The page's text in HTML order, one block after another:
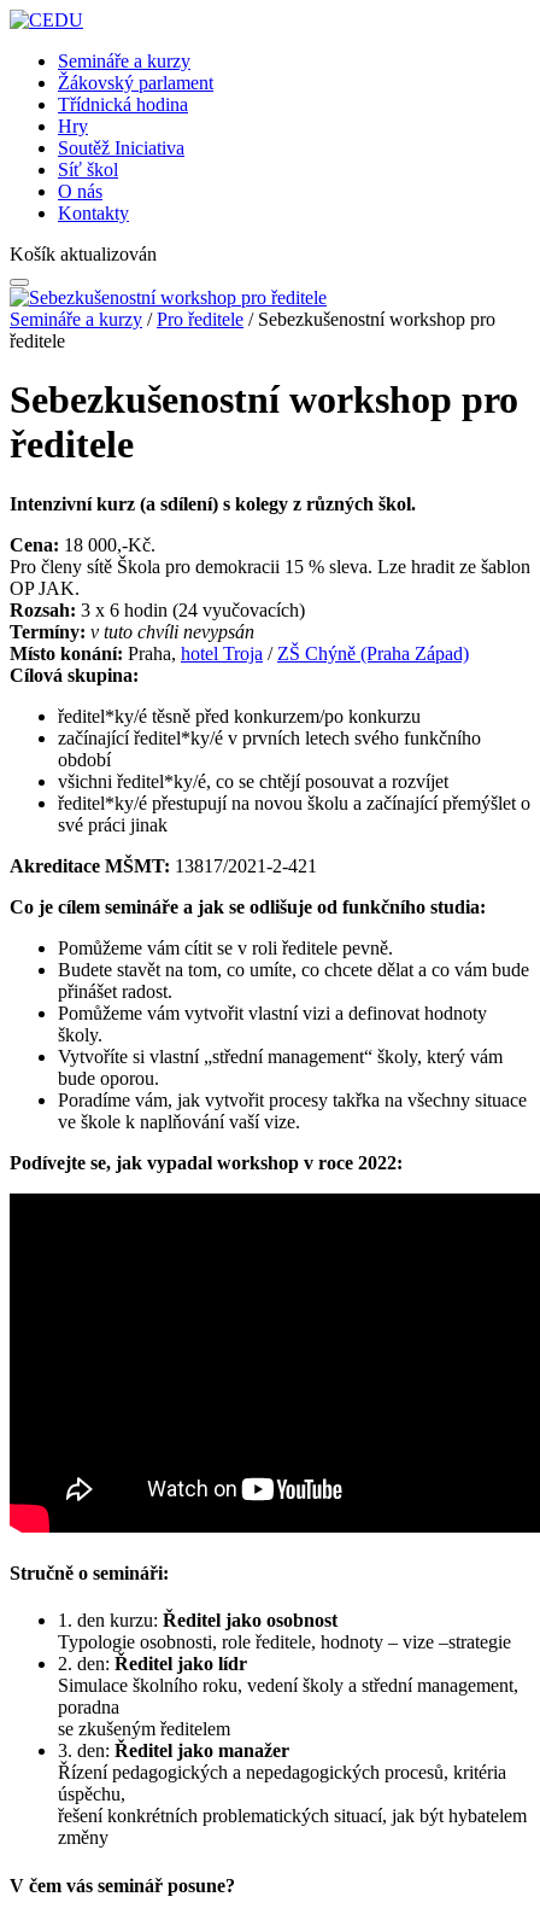
Semináře a kurzy
Žákovský parlament
Třídnická hodina
Hry
Soutěž Iniciativa
Síť škol
O nás
Kontakty
Košík aktualizován
Semináře a kurzy /Pro ředitele / Sebezkušenostní workshop pro
ředitele
Sebezkušenostní workshop pro
ředitele
Intenzivní kurz (a sdílení) s kolegy z různých škol.
Cena: 18 000,-Kč.
Pro členy sítě Škola pro demokracii 15 % sleva. Lze hradit ze šablon
OP JAK.
Rozsah: 3 x 6 hodin (24 vyučovacích)
Termíny: v tuto chvíli nevypsán
Místo konání: Praha, hotel Troja / ZŠ Chýně (Praha Západ)
Cílová skupina:
ředitel*ky/é těsně před konkurzem/po konkurzu
začínající ředitel*ky/é v prvních letech svého funkčního
období
všichni ředitel*ky/é, co se chtějí posouvat a rozvíjet
ředitel*ky/é přestupují na novou školu a začínající přemýšlet o
své práci jinak
Akreditace MŠMT: 13817/2021-2-421
Co je cílem semináře a jak se odlišuje od funkčního studia:
Pomůžeme vám cítit se v roli ředitele pevně.
Budete stavět na tom, co umíte, co chcete dělat a co vám bude
přinášet radost.
Pomůžeme vám vytvořit vlastní vizi a definovat hodnoty
školy.
Vytvoříte si vlastní „střední management“ školy, který vám
bude oporou.
Poradíme vám, jak vytvořit procesy takřka na všechny situace
ve škole k naplňování vaší vize.
Podívejte se, jak vypadal workshop v roce 2022:
Stručně o semináři:
1. den kurzu: Ředitel jako osobnost
Typologie osobnosti, role ředitele, hodnoty – vize –strategie
2. den: Ředitel jako lídr
Simulace školního roku, vedení školy a střední management,
poradna
se zkušeným ředitelem
3. den: Ředitel jako manažer
Řízení pedagogických a nepedagogických procesů, kritéria
úspěchu,
řešení konkrétních problematických situací, jak být hybatelem
změny
V čem vás seminář posune?